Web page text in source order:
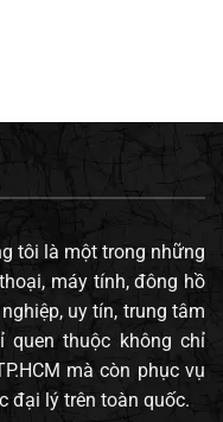
tôi là một trong những
máy tính, đông hồ
uy tín, trung tâm
quen thuộc không chỉ
mà còn phục vụ
đại lý trên toàn quốc.